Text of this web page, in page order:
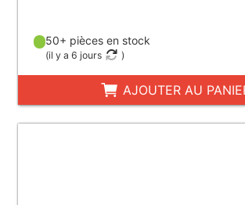
50+ pièces en stock
(il y a 6 jours )
AJOUTER AU